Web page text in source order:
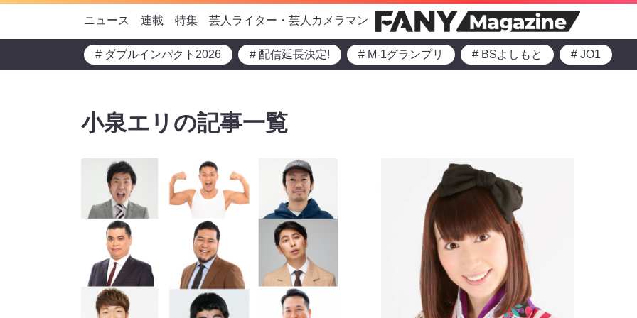
ニュース 連載 特集 芸人ライター・芸人カメラマン
# ダブルインパクト2026 # 配信延長決定! # M-1グランプリ # BSよしもと # JO1
小泉エリの記事一覧